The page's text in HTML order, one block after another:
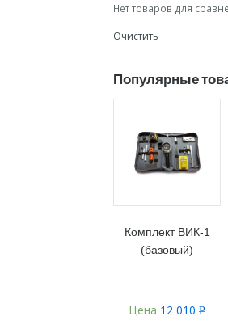
Нет товаров для
Очистить
Популярные
Комплект ВИК-1
(базовый)
Цена 12 010Р